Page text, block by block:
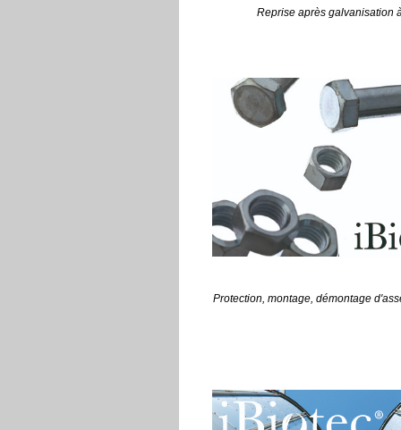
Reprise après galvanisation
Protection, montage, démontage